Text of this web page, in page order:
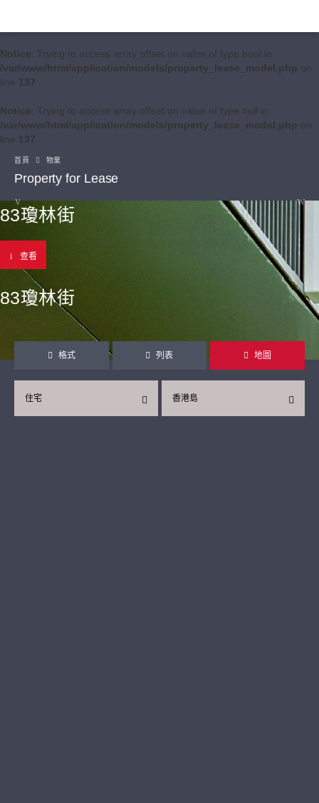
Notice: Trying to access array offset on value of type bool in
/var/www/html/application/models/property_lease_model.php on
line 137
Notice: Trying to access array offset on value of type null in
/var/www/html/application/models/property_lease_model.php on
line 137
首頁 物業
Property for Lease
83瓊林街
查看
83瓊林街
格式 列表 地圖
香港島
住宅